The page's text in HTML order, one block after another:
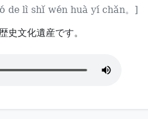
de lì shǐ wén huà yí chǎn。]
史文化遺産です。